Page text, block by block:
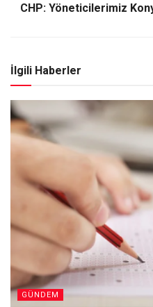
CHP: Yöneticilerimiz
İlgili Haberler
GÜNDEM